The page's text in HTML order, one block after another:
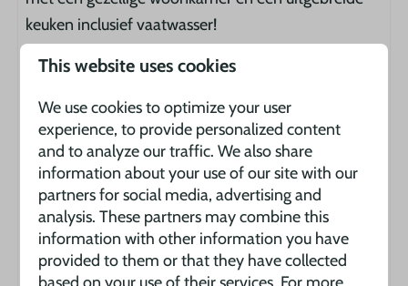
keuken inclusief vaatwasser!
De comfortabel ingericht woon-/ eetkamer nodigt
uit om gezellig samen te ontbijten of de avonden te
genieten. De houten veranda vormt een ideale
uitbreiding op de woonkamer, hier geniet u van de
lange Franse zomeravonden.
Zoekt u een verblijf voor 8 personen? Dan kunt u
Toulouse 8 boeken. Wij zullen een extra 2
This website uses cookies
We use cookies to optimize your user
experience, to provide personalized content
and to analyze our traffic. We also share
information about your use of our site with our
partners for social media, advertising and
analysis. These partners may combine this
information with other information you have
provided to them or that they have collected